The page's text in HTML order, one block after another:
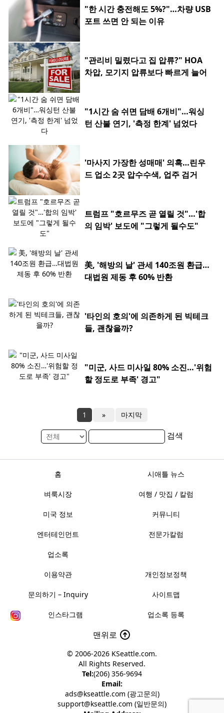
"한 시간 충전해도 5%?"…차량 USB
포트 쓰면 안 되는 이유
"관리비 밀렸다고 집 압류?" HOA
차압, 모기지 압류보다 빠르게 늘어
"1시간 숨 쉬면 담배 6개비"…워싱
턴 산불 연기, '측정 한계' 넘었다
'마사지 가장한 성매매' 의혹…린우
드 업소 2곳 압수수색, 업주 검거
트럼프 "호르무즈 곧 열릴 것"…'합
의 임박' 보도에 "그렇게 될수도"
美, '해방의 날' 관세 140조원 환급…
대법원 제동 후 60% 반환
'타인의 호의'에 의존하게 된 빅테크
들, 괜찮을까?
"미군, 사드 미사일 80% 소진…'위험
할 정도로 부족' 경고"
1 » 마지막
검색
홈 시애틀 뉴스
벼룩시장 여행 / 맛집 / 칼럼
미국 정보 커뮤니티
엔터테인먼트 전문가칼럼
업소록
이용약관 개인정보정책
문의하기 – Inquiry 사이트맵
인스타그램 업소록 등록
맨위로
© 2006-2026 KSeattle.com.
All Rights Reserved.
Tel:(206) 356-9694
Email:
ads@kseattle.com (광고문의)
support@kseattle.com (일반문의)